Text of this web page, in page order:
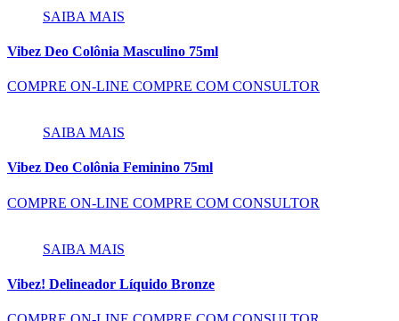
SAIBA MAIS
Vibez Deo Colônia Masculino 75ml
COMPRE ON-LINE COMPRE COM CONSULTOR
SAIBA MAIS
Vibez Deo Colônia Feminino 75ml
COMPRE ON-LINE COMPRE COM CONSULTOR
SAIBA MAIS
Vibez! Delineador Líquido Bronze